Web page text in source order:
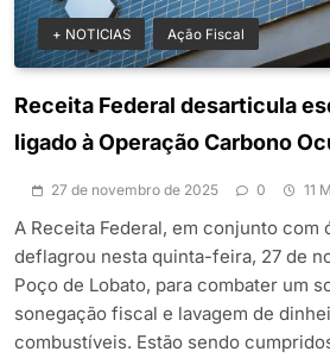
+ NOTICIAS Ação Fiscal
Receita Federal desarticula
ligado à Operação Carbono
27 de novembro de 2025 0 11
A Receita Federal, em conjunto com
deflagrou nesta quinta-feira, 27 de
Poço de Lobato, para combater um
sonegação fiscal e lavagem de
combustíveis. Estão sendo